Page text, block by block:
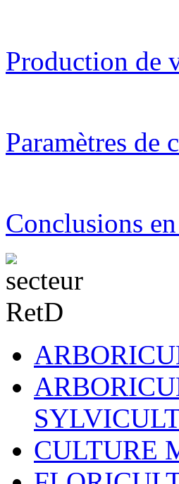
Production de
Paramètres de
Conclusions
CULTURE